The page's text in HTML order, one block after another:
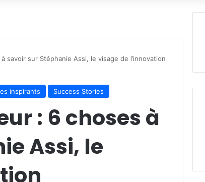
savoir sur Stéphanie Assi, le visage de l’innovation
inspirants Success Stories
: 6 choses à
Assi, le